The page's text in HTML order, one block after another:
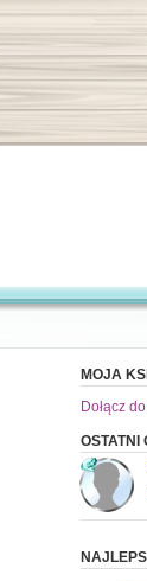
MOJA
Dołącz
OSTATNI